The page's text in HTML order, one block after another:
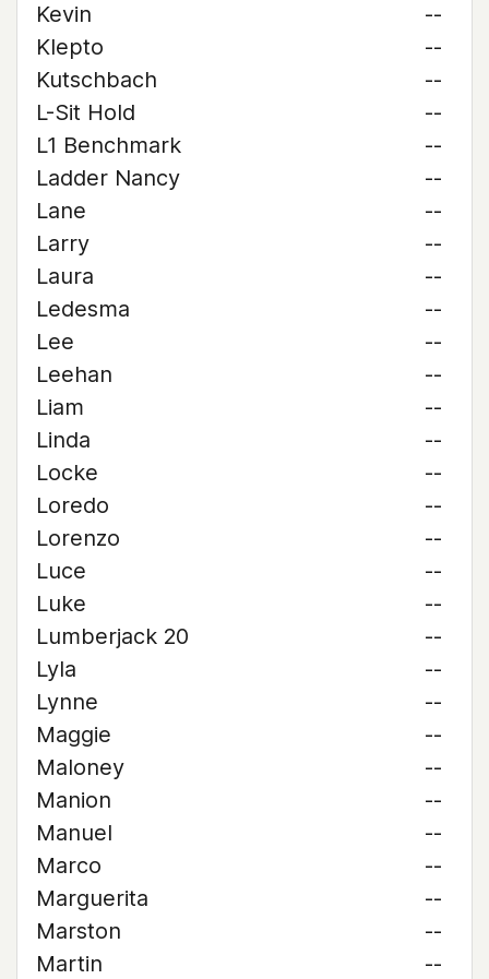
Kevin
--
Klepto
--
Kutschbach
--
L-Sit Hold
--
L1 Benchmark
--
Ladder Nancy
--
Lane
--
Larry
--
Laura
--
Ledesma
--
Lee
--
Leehan
--
Liam
--
Linda
--
Locke
--
Loredo
--
Lorenzo
--
Luce
--
Luke
--
Lumberjack 20
--
Lyla
--
Lynne
--
Maggie
--
Maloney
--
Manion
--
Manuel
--
Marco
--
Marguerita
--
Marston
--
Martin
--